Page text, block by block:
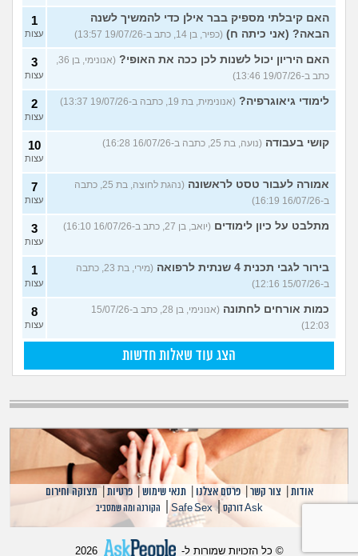
האם קיבלתי מספיק בבר אילן כדי להמשיך לשנה
הבאה? (אני כיתה ח) (כפיר, בן 14, כתב ב-19/07/26 13:57)
1
עצות
האם היריון יכול לשנות לכן ככה את האופי?
(אנונימי, בן 36,
כתב ב-19/07/26 13:46)
3
עצות
לימודי גיאוגרפיה? (אנונימית, בת 19, כתבה ב-19/07/26 13:37) 2
עצות
קושי בעבודה (נועה, בת 25, כתבה ב-16/07/26 16:28) 10
עצות
אמורה לעבור טסט לראשונה
(נהגת לחוצה, בת 25, כתבה
ב-16/07/26 16:19)
7
עצות
מתלבט על כיון לימודים (יואב, בן 27, כתב ב-16/07/26 16:10) 3
עצות
בירור לגבי תכנית 4 שנתית לרפואה
(מירי, בת 23, כתבה
ב-15/07/26 12:16)
1
עצות
כמות אורחים לחתונה
(אנונימי, בן 28, כתב ב-15/07/26
12:03)
8
עצות
הצג עוד שאלות חדשות
אודות צור קשר |פרסם אצלנו |תנאי שימוש |פרטיות |מצוקה וחירום
Ask דורקס |
Safe Sex
| הקורנה ומה שמסביב
© כל הזכויות שמורות ל- 2026